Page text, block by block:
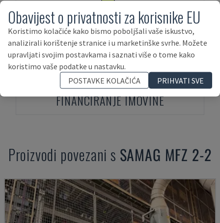
PLAĆANJE UNAPRIJED
FINANCIRANJE IMOVINE
Proizvodi povezani s SAMAG MFZ 2-2
Obavijest o privatnosti za korisnike EU
Koristimo kolačiće kako bismo poboljšali vaše iskustvo,
analizirali korištenje stranice i u marketinške svrhe. Možete
upravljati svojim postavkama i saznati više o tome kako
koristimo vaše podatke u nastavku.
POSTAVKE KOLAČIĆA
PRIHVATI SVE